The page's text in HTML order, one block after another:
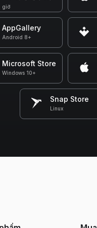
giờ
AppGallery
Android 8+
Microsoft Store
Windows 10+
Snap Store
Linux